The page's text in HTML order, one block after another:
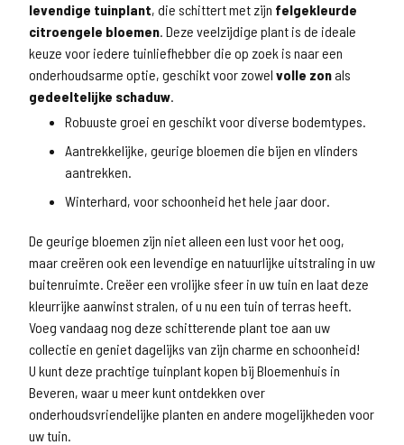
levendige tuinplant, die schittert met zijn felgekleurde
citroengele bloemen. Deze veelzijdige plant is de ideale
keuze voor iedere tuinliefhebber die op zoek is naar een
onderhoudsarme optie, geschikt voor zowel volle zonals
gedeeltelijke schaduw.
Robuuste groei en geschikt voor diverse bodemtypes.
Aantrekkelijke, geurige bloemen die bijen en vlinders
aantrekken.
Winterhard, voor schoonheid het hele jaar door.
De geurige bloemen zijn niet alleen een lust voor het oog,
maar creëren ook een levendige en natuurlijke uitstraling in uw
buitenruimte. Creëer een vrolijke sfeer in uw tuin en laat deze
kleurrijke aanwinst stralen, of u nu een tuin of terras heeft.
Voeg vandaag nog deze schitterende plant toe aan uw
collectie en geniet dagelijks van zijn charme en schoonheid!
U kunt deze prachtige tuinplant kopen bij Bloemenhuis in
Beveren, waar u meer kunt ontdekken over
onderhoudsvriendelijke planten en andere mogelijkheden voor
uw tuin.